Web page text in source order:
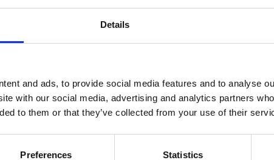
Details
and ads, to provide social media features and to analyse
with our social media, advertising and analytics partners
to them or that they’ve collected from your use of their
Preferences Statistics